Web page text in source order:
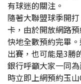
有球迷的關注。
隨著大聯盟球季開
卡，由於開放網路
快地全數預約完畢
出賽，也可能是3勝
銀行呼籲大家一同
時立即上網預約玉